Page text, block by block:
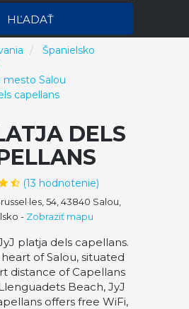
HĽADAŤ
Španielsko
mesto Salou
capellans
DELS
(13 hodnotenie)
54, 43840 Salou,
- Zobraziť mapu
platja dels capellans.
of Salou, situated
distance of Capellans
Beach, JyJ
offers free WiFi,